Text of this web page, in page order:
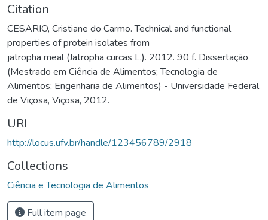
Citation
CESARIO, Cristiane do Carmo. Technical and functional
properties of protein isolates from
jatropha meal (Jatropha curcas L.). 2012. 90 f. Dissertação
(Mestrado em Ciência de Alimentos; Tecnologia de
Alimentos; Engenharia de Alimentos) - Universidade Federal
de Viçosa, Viçosa, 2012.
URI
http://locus.ufv.br/handle/123456789/2918
Collections
Ciência e Tecnologia de Alimentos
Full item page